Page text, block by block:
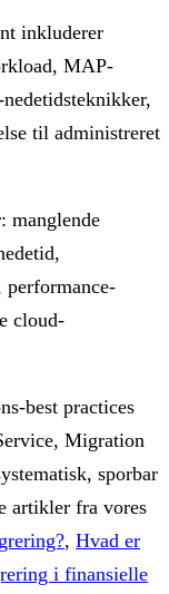
inkluderer
MAP-
til administreret
manglende
performance-
cloud-
best practices
Migration
sporbar
artikler fra vores
, Hvad er
i finansielle